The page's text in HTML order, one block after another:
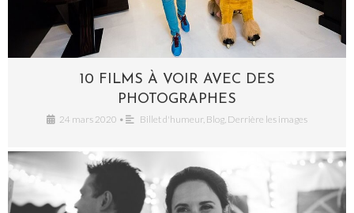
10 FILMS À VOIR AVEC DES
PHOTOGRAPHES
24 mars 2020 • Billet d'humeur, Blog Derrière les images